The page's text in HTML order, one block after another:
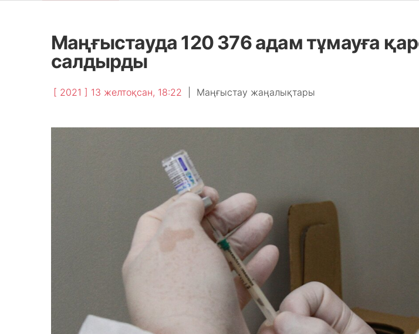
Маңғыстауда 120 376 адам тұмауға
салдырды
[ 2021 ] 13 желтоқсан, 18:22 Маңғыстау жаңалықтары